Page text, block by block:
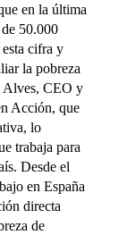
en la última
50.000
esta cifra y
la pobreza
Alves, CEO y
Acción, que
lo
trabaja para
Desde el
en España
directa
de